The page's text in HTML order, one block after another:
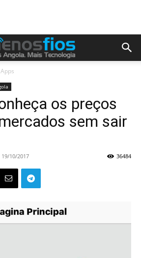
os preços
sem sair
19/10/2017 36484